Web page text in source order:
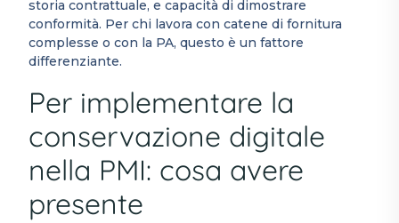
storia contrattuale, e capacità di dimostrare
conformità. Per chi lavora con catene di fornitura
complesse o con la PA, questo è un fattore
differenziante.
Per implementare la
conservazione digitale
nella PMI: cosa avere
presente